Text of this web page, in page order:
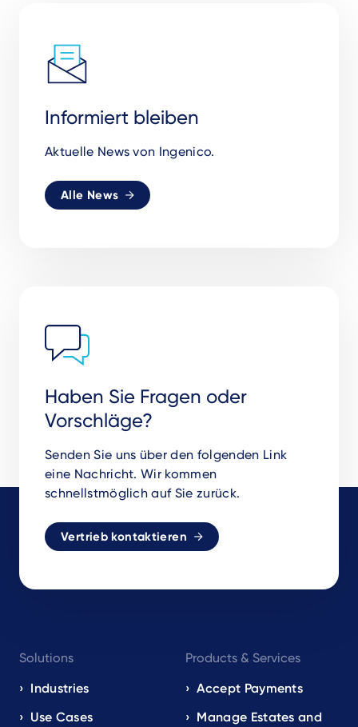
Informiert bleiben
Aktuelle News von Ingenico.
Alle News
Haben Sie Fragen oder
Vorschläge?
Senden Sie uns über den folgenden Link
eine Nachricht. Wir kommen
schnellstmöglich auf Sie zurück.
Vertrieb kontaktieren
navigation
EN
Solutions
Industries
Use Cases
Products & Services
Accept Payments
Manage Estates and